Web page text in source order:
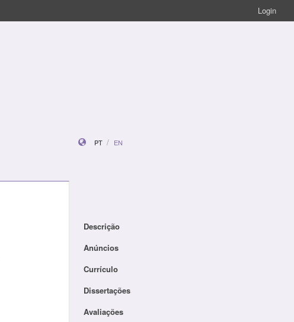
Login
PT EN
Descrição
Anúncios
Currículo
Dissertações
Avaliações